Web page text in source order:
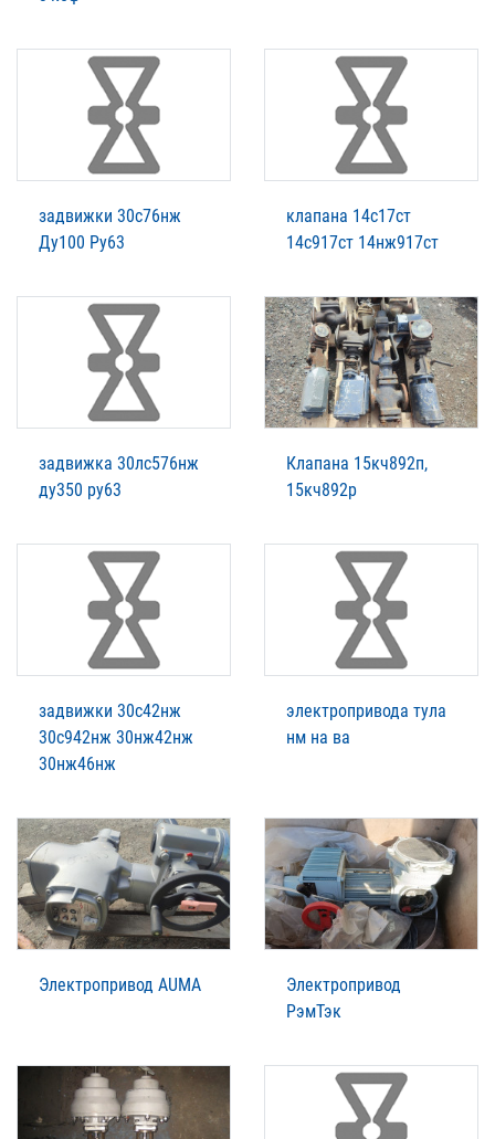
задвижки 30с76нж
Ду100 Ру63
клапана 14с17ст
14с917ст 14нж917ст
задвижка 30лс576нж
ду350 ру63
Клапана 15кч892п,
15кч892р
задвижки 30с42нж
30с942нж 30нж42нж
30нж46нж
электропривода тула
нм на ва
Электропривод AUMA
Электропривод
РэмТэк